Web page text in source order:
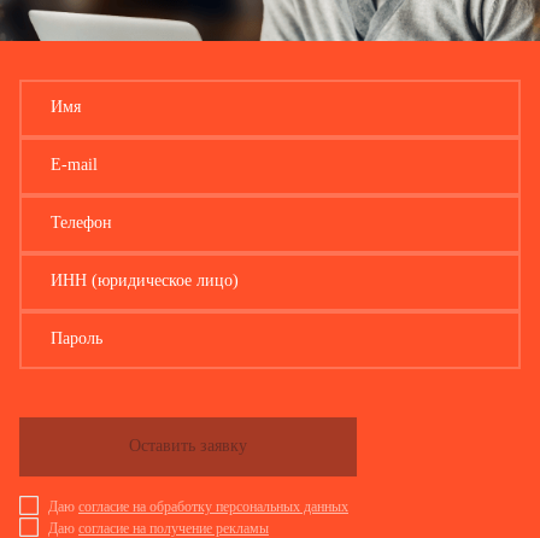
Имя
E-mail
Телефон
ИНН (юридическое лицо)
Пароль
Даю согласие на обработку персональных данных
Даю согласие на получение рекламы
Оставить заявку